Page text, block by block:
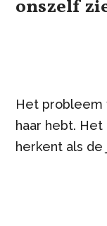
onszelf
Het probleem
haar hebt.
herkent als